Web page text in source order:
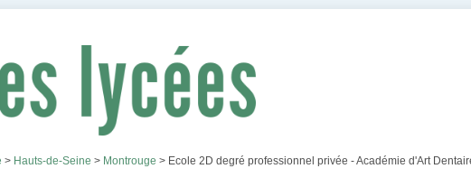
> Hauts-de-Seine > Montrouge > Ecole 2D degré professionnel privée - Académie d'Art